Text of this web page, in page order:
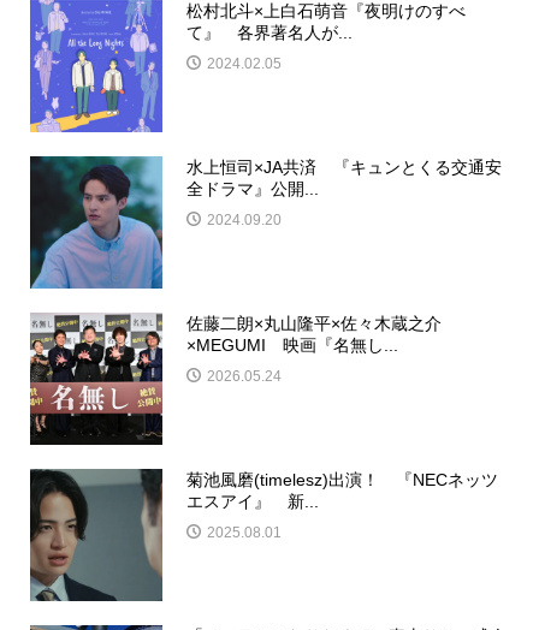
松村北斗×上白石萌音『夜明けのすべ
て』 各界著名人が...
2024.02.05
水上恒司×JA共済 『キュンとくる交通安
全ドラマ』公開...
2024.09.20
佐藤二朗×丸山隆平×佐々木蔵之介
×MEGUMI 映画『名無し...
2026.05.24
菊池風磨(timelesz)出演！ 『NECネッツ
エスアイ』 新...
2025.08.01